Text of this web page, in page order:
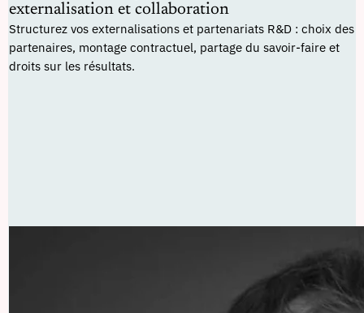
externalisation et collaboration
Structurez vos externalisations et partenariats R&D : choix des
partenaires, montage contractuel, partage du savoir-faire et
droits sur les résultats.